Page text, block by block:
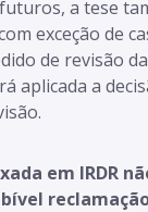
a tese
exceção de
de revisão
aplicada a
em IRDR